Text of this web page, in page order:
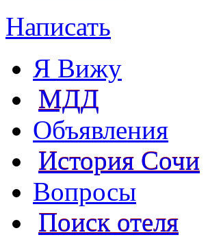
Написать
Я Вижу
МДД
Объявления
История Сочи
Вопросы
Поиск отеля